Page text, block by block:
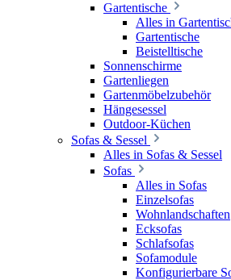
Gartentische
Alles in
Gartentische
Beistelltische
Sonnenschirme
Gartenliegen
Gartenmöbelzubehör
Hängesessel
Outdoor-Küchen
Sofas & Sessel
Alles in Sofas & Sessel
Sofas
Alles in Sofas
Einzelsofas
Wohnlandschaften
Ecksofas
Schlafsofas
Sofamodule
Konfigurierbare